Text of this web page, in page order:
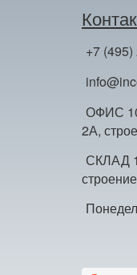
+7
ОФИС
2А,
СКЛАД